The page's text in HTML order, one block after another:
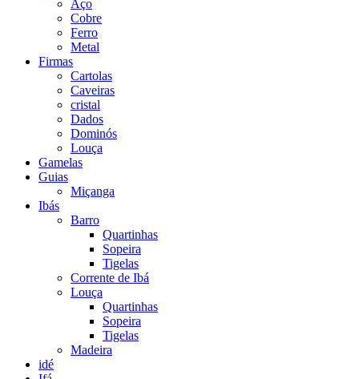
Aço
Cobre
Ferro
Metal
Firmas
Cartolas
Caveiras
cristal
Dados
Dominós
Louça
Gamelas
Guias
Miçanga
Ibás
Barro
Quartinhas
Sopeira
Tigelas
Corrente de Ibá
Louça
Quartinhas
Sopeira
Tigelas
Madeira
idé